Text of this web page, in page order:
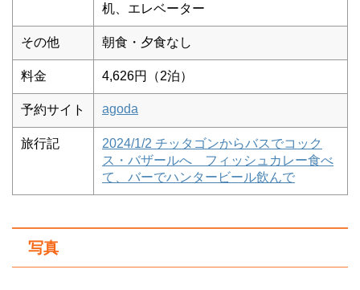
机、エレベーター
その他 朝食・夕食なし
料金 4,626円（2泊）
予約サイト agoda
旅行記
2024/1/2 チッタゴンからバスでコック
ス・バザールへ フィッシュカレー食べ
て、バーでハンタービール飲んで
写真